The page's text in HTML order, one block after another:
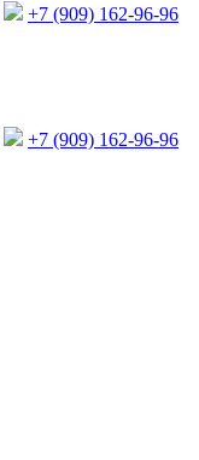
+7 (909) 162-96-96
+7 (909) 162-96-96